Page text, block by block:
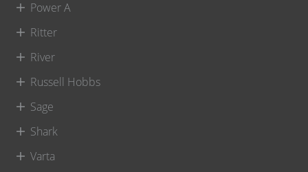
Power A
Ritter
River
Russell Hobbs
Sage
Shark
Varta